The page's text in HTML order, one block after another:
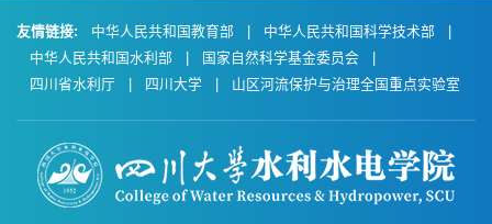
友情链接: 中华人民共和国教育部 中华人民共和国科学技术部
中华人民共和国水利部
国家自然科学基金委员会
四川省水利厅
四川大学 山区河流保护与治理全国重点实验室